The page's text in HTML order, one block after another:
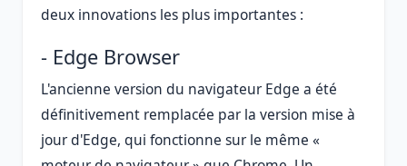
deux innovations les plus importantes :
- Edge Browser
L'ancienne version du navigateur Edge a été
définitivement remplacée par la version mise à
jour d'Edge, qui fonctionne sur le même «